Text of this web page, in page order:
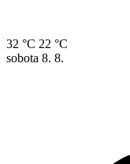
32 °C 22 °C
sobota 8. 8.